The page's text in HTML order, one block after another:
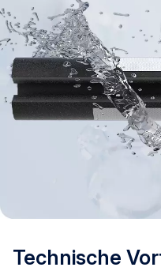
Technische